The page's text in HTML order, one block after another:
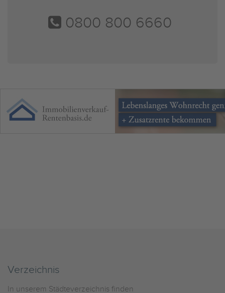
0800 800 6660
Verzeichnis
In unserem Städteverzeichnis finden